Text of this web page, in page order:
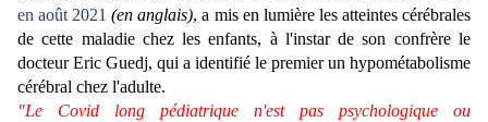
en août 2021 (en anglais), a mis en lumière les atteintes cérébrales
de cette maladie chez les enfants, à l'instar de son confrère le
docteur Eric Guedj, qui a identifié le premier un hypométabolisme
cérébral chez l'adulte.
"Le Covid long pédiatrique n'est pas psychologique ou